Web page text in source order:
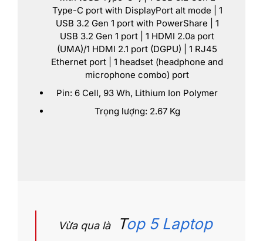
Type-C port with DisplayPort alt mode | 1
USB 3.2 Gen 1 port with PowerShare | 1
USB 3.2 Gen 1 port | 1 HDMI 2.0a port
(UMA)/1 HDMI 2.1 port (DGPU) | 1 RJ45
Ethernet port | 1 headset (headphone and
microphone combo) port
Pin: 6 Cell, 93 Wh, Lithium Ion Polymer
Trọng lượng: 2.67 Kg
Vừa qua là Top 5 Laptop